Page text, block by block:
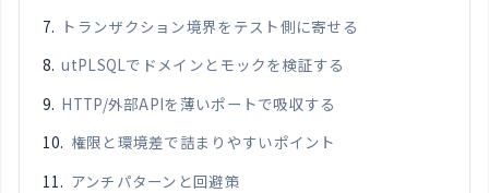
トランザクション境界をテスト側に寄せる
utPLSQLでドメインとモックを検証する
HTTP/外部APIを薄いポートで吸収する
権限と環境差で詰まりやすいポイント
アンチパターンと回避策